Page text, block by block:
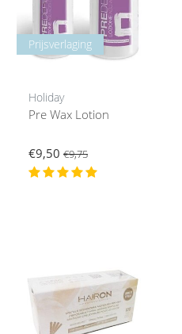
Prijsverlaging
Holiday
Pre Wax Lotion
€9,50 €9,75